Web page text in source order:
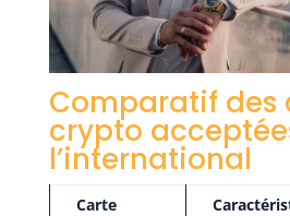
Comparatif des
crypto
l’international
Carte